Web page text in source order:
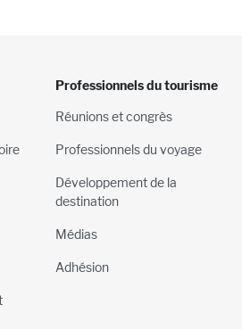
Professionnels du tourisme
Réunions et congrès
Professionnels du voyage
Développement de la
destination
Médias
Adhésion